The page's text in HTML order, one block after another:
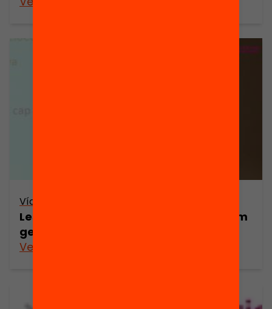
Vídeo
Les extraescolars a debat: quines i com
generen oportunitats educatives?
Veure’n més